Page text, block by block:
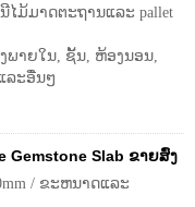
ມ້ມາດຕະຖານແລະ pallet
ພາຍໃນ, ຊັ້ນ, ຫ້ອງນອນ,
ລະອື່ນໆ
Gemstone Slab ຂາຍສົ່ງ
/ ຂະຫນາດແລະ